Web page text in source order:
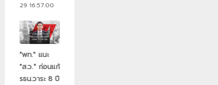
29 16:57:00
"พท." แนะ
"ส.ว." ก่อนแก้
รธน.วาระ 8 ปี